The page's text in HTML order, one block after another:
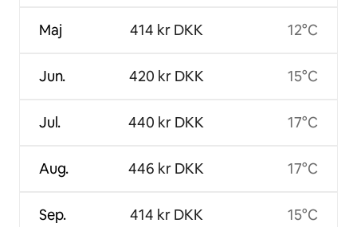
Maj
Jun.
Jul.
Aug.
Sep.
414 kr DKK
420 kr DKK
440 kr DKK
446 kr DKK
414 kr DKK
12°C
15°C
17°C
17°C
15°C